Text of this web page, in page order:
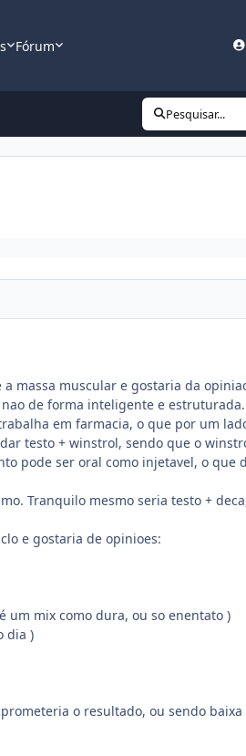
Fórum
Pesquisar...
massa muscular e gostaria da
de forma inteligente e
em farmacia, o que por um
testo + winstrol, sendo que o
pode ser oral como injetavel, o que
Tranquilo mesmo seria testo +
e gostaria de opinioes:
um mix como dura, ou so enentato )
dia )
o resultado, ou sendo